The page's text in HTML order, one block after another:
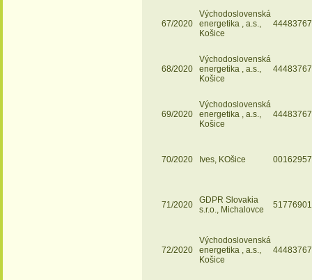
67/2020
Východoslovenská
energetika , a.s.,
Košice
44483767
68/2020
Východoslovenská
energetika , a.s.,
Košice
44483767
69/2020
Východoslovenská
energetika , a.s.,
Košice
44483767
70/2020 Ives, KOšice 00162957
71/2020
GDPR Slovakia
s.r.o., Michalovce
51776901
72/2020
Východoslovenská
energetika , a.s.,
Košice
44483767